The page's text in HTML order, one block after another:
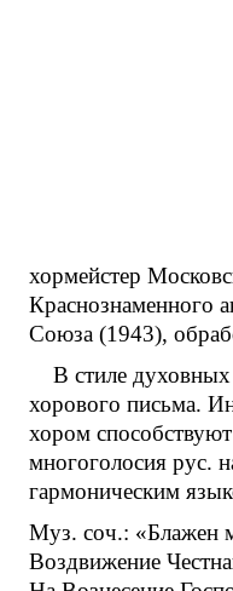
хормейстер
Краснознаменного
Союза (1943),
В стиле
хорового письма.
хором
многоголосия рус.
гармоническим
Муз. соч.: «Блажен
Воздвижение